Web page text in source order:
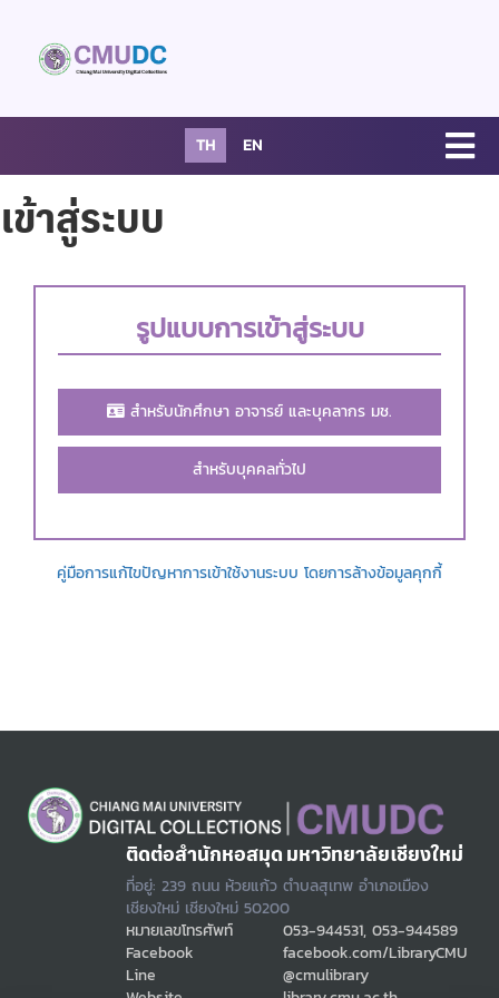
TH EN
เข้าสู่ระบบ
รูปแบบการเข้าสู่ระบบ
สำหรับนักศึกษา อาจารย์ และบุคลากร มช.
สำหรับบุคคลทั่วไป
คู่มือการแก้ไขปัญหาการเข้าใช้งานระบบ โดยการล้างข้อมูลคุกกี้
ติดต่อสำนักหอสมุด มหาวิทยาลัยเชียงใหม่
ที่อยู่: 239 ถนน ห้วยแก้ว ตำบลสุเทพ อำเภอเมือง
เชียงใหม่ เชียงใหม่ 50200
หมายเลขโทรศัพท์ 053-944531, 053-944589
Facebook
facebook.com/LibraryCMU
Line
@cmulibrary